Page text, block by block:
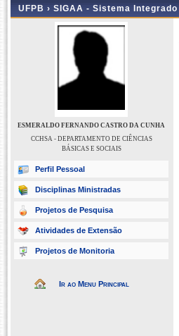
UFPB › SIGAA - Sistema
ESMERALDO FERNANDO CASTRO DA CUNHA
CCHSA - DEPARTAMENTO DE CIÊNCIAS
BÁSICAS E SOCIAIS
Perfil Pessoal
Disciplinas Ministradas
Projetos de Pesquisa
Atividades de Extensão
Projetos de Monitoria
Ir ao Menu Principal